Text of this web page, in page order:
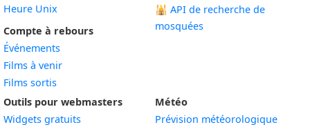
minutes
Dans 38
Il y a 39
minutes
2026
minutes
Heure Unix
Compte à rebours
Événements
Films à venir
Films sortis
🕌 API de recherche de
mosquées
Outils pour webmasters
Widgets gratuits
Météo
Prévision météorologique